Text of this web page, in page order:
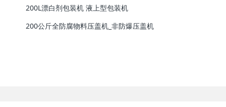
200L漂白剂包装机 液上型包装机
200公斤全防腐物料压盖机_非防爆压盖机